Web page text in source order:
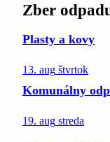
Zber
Plasty a kovy
13. aug štvrtok
Komunálny
19. aug streda